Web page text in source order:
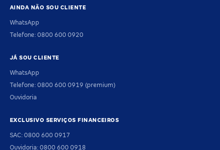
AINDA NÃO SOU CLIENTE
WhatsApp
Telefone: 0800 600 0920
JÁ SOU CLIENTE
WhatsApp
Telefone: 0800 600 0919 (premium)
Ouvidoria
EXCLUSIVO SERVIÇOS FINANCEIROS
SAC: 0800 600 0917
Ouvidoria: 0800 600 0918